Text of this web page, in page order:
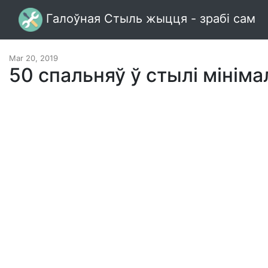
Галоўная Стыль жыцця - зрабі сам
Mar 20, 2019
50 спальняў ў стылі